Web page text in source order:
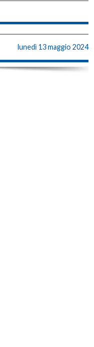
lunedì 13 maggio 2024